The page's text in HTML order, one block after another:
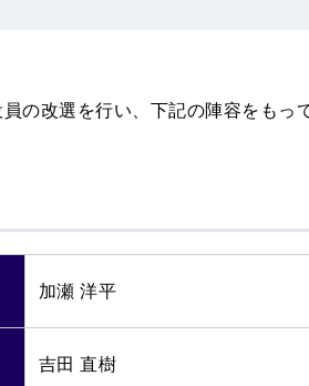
の改選を行い、下記の陣容をもっ
加瀬 洋平
吉田 直樹